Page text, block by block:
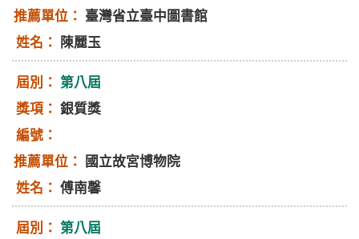
臺灣省立臺中圖書館
陳麗玉
第八屆
銀質獎
國立故宮博物院
傅南馨
第八屆